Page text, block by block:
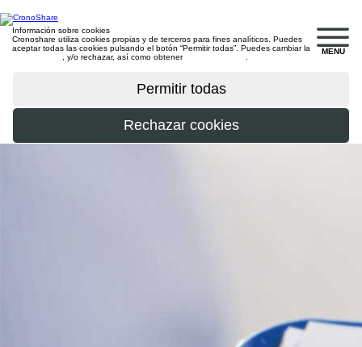
MENU
Información sobre cookies
Cronoshare utiliza cookies propias y de terceros para fines analíticos. Puedes
aceptar todas las cookies pulsando el botón “Permitir todas”. Puedes cambiar la
, y/o rechazar, así como obtener